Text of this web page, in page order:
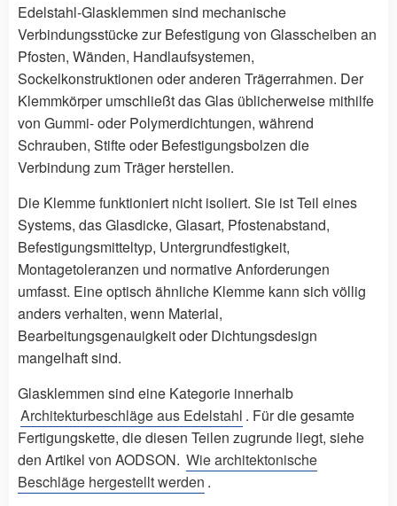
Edelstahl-Glasklemmen sind mechanische
Verbindungsstücke zur Befestigung von Glasscheiben an
Pfosten, Wänden, Handlaufsystemen,
Sockelkonstruktionen oder anderen Trägerrahmen. Der
Klemmkörper umschließt das Glas üblicherweise mithilfe
von Gummi- oder Polymerdichtungen, während
Schrauben, Stifte oder Befestigungsbolzen die
Verbindung zum Träger herstellen.
Die Klemme funktioniert nicht isoliert. Sie ist Teil eines
Systems, das Glasdicke, Glasart, Pfostenabstand,
Befestigungsmitteltyp, Untergrundfestigkeit,
Montagetoleranzen und normative Anforderungen
umfasst. Eine optisch ähnliche Klemme kann sich völlig
anders verhalten, wenn Material,
Bearbeitungsgenauigkeit oder Dichtungsdesign
mangelhaft sind.
Glasklemmen sind eine Kategorie innerhalb
Architekturbeschläge aus Edelstahl . Für die gesamte
Fertigungskette, die diesen Teilen zugrunde liegt, siehe
den Artikel von AODSON. Wie architektonische
Beschläge hergestellt werden .